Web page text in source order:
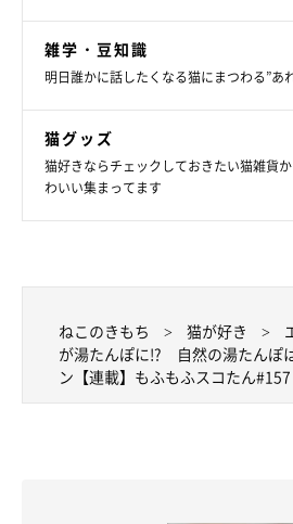
雑学・豆知識
明日誰かに話したくなる猫にまつわる”あ
猫グッズ
猫好きならチェックしておきたい猫雑貨
わいい集まってます
ねこのきもち 猫が好き
が湯たんぽに!? 自然の湯たんぽ
ン【連載】もふもふスコたん#157